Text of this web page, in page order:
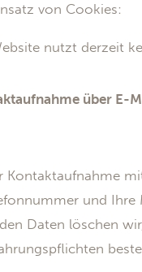
von Cookies:
nutzt derzeit
über E-
Kontaktaufnahme
und
Daten löschen